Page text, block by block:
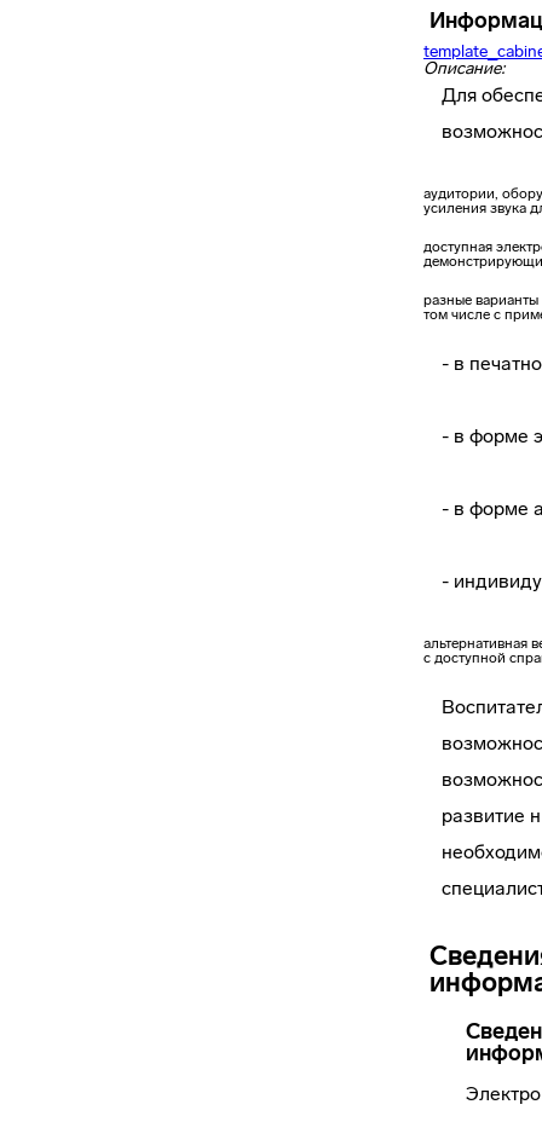
Описание:
Для
аудитории,
усиления звука
доступная
разные
том числе с
- в
- в форме
- в форме
-
альтернативная
с доступной
развитие